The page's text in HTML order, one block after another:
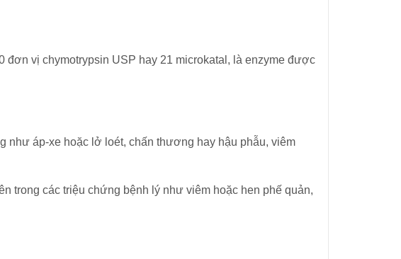
vị chymotrypsin USP hay 21 microkatal, là enzyme được
như áp-xe hoặc lở loét, chấn thương hay hậu phẫu, viêm
trong các triệu chứng bệnh lý như viêm hoặc hen phế quản,